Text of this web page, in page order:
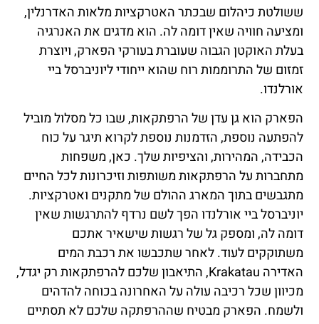
ששולטת כיהלום שבכתר האטרקציות מלאות האדרנלין,
ומציעה חוויה שאין דומה לה. הוא מדגים את האנרגיה
בעלת האוקטן הגבוה שעוברת בעורקי הפארק, ויוצרת
זמזום של התרוממות רוח שהוא ייחודי ליוניברסל ביי
אורלנדו.
הפארק הוא גן עדן של הרפתקאות, שבו כל מסלול מוביל
להפתעה נוספת, הזדמנות נוספת לקרוא תיגר על כוח
הכבידה, המהירות, והציפיות שלך. כאן, משפחות
מתחברות על הרפתקאות משותפות וזיכרונות לכל החיים
מתגבשים בתוך המארג ההולם של מתקנים ואטרקציות.
יוניברסל ביי אורלנדו הפך לשם נרדף להתרגשות שאין
דומה לה, ומספק גל של רגשות שישאיר אתכם
משתוקקים לעוד. לאחר שתכבשו את רכבת המים
האדירה Krakatau, התיאבון שלכם להרפתקאות רק יגדל,
מכיוון שכל רכיבה עולה על האחרונה בכוחה להדהים
ולשמח. הפארק מבטיח שההרפתקה שלכם לא תסתיים